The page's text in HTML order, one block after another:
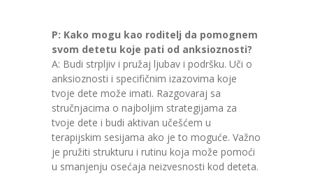
P: Kako mogu kao roditelj da pomognem
svom detetu koje pati od anksioznosti?
A: Budi strpljiv i pružaj ljubav i podršku. Uči o
anksioznosti i specifičnim izazovima koje
tvoje dete može imati. Razgovaraj sa
stručnjacima o najboljim strategijama za
tvoje dete i budi aktivan učešćem u
terapijskim sesijama ako je to moguće. Važno
je pružiti strukturu i rutinu koja može pomoći
u smanjenju osećaja neizvesnosti kod deteta.